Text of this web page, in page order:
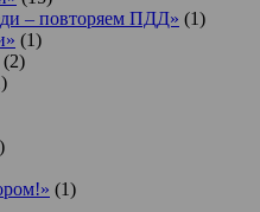
– повторяем ПДД» (1)
(1)
(2)
(1)